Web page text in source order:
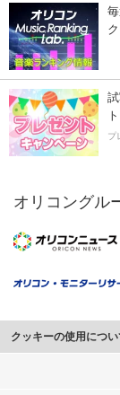
ク
プ
オリコングル
クッキーの使用につい
このサイトでは